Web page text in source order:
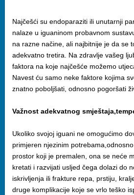
Najčešći su endoparaziti ili unutarnji
nalaze u iguaninom probavnom
na razne načine, ali najbitnije je da se
adekvatno tretira. Na zdravlje vašeg
faktora na koje najčešće možemo
Navest ću samo neke faktore kojima
znatno poboljšati, odnosno pogoršati
Važnost adekvatnog
Ukoliko svojoj iguani ne omogućimo
primjeren njezinim
prostor koji je premalen, ona se neće
kretati i razvijati usljed čega dolazi do
iskrivljenja ili frakture repa, prstiju,
druge komplikacije koje se vrlo teško